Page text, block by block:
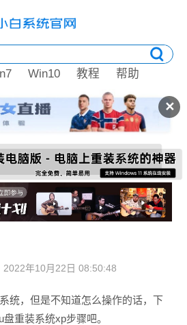
✕
Win10 教程 帮助
年10月22日 08:50:48
统，但是不知道怎么操作的话，下
重装系统xp步骤吧。